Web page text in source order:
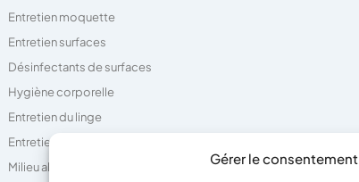
Gérer le consentement
Entretien moquette
Entretien surfaces
Désinfectants de surfaces
Hygiène corporelle
Entretien du linge
Entretien des sanitaires
Milieu alimentaire